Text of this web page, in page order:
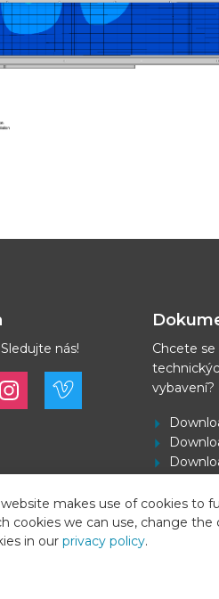
nás!
Bekijk ons op LinkedInBekijk ons op Vimeo
Chcete
vybavení?
website makes use of cookies to
cookies we can use, change
in our privacy policy.